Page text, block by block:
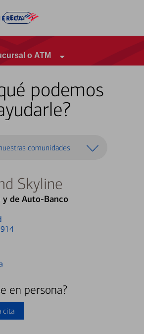
Entrar
o ATM
podemos
comunidades
Skyline
de Auto-Banco
en persona?
cita